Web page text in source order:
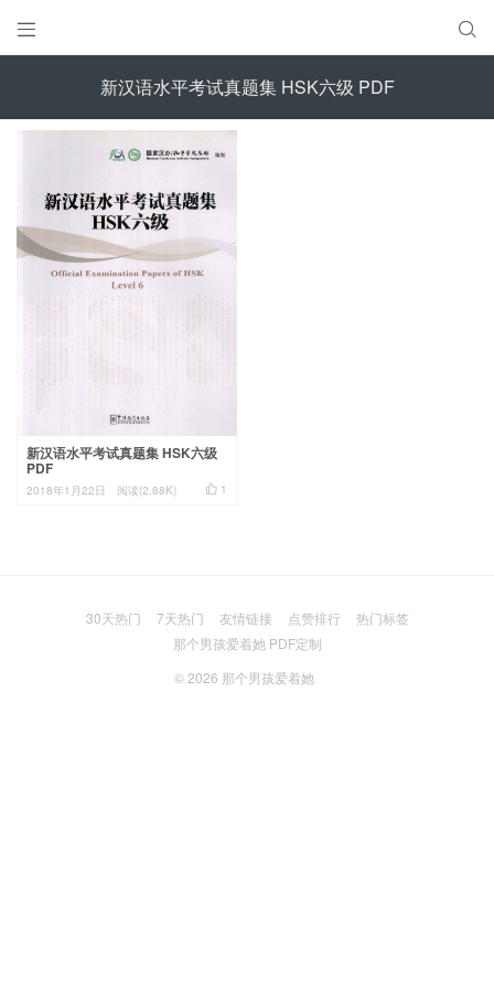
 
新汉语水平考试真题集 HSK六级 PDF
新汉语水平考试真题集 HSK六级
PDF
 1
2018年1月22日 阅读(2.88K)
30天热门 7天热门 友情链接 点赞排行
热门标签
那个男孩爱着她 PDF定制
© 2026 那个男孩爱着她